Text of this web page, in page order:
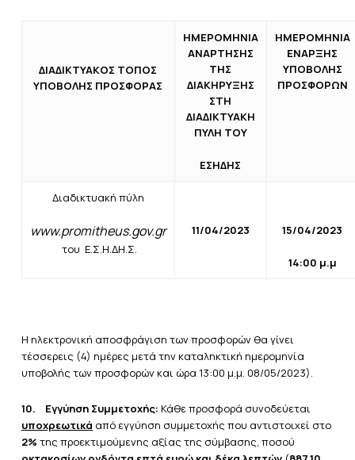
ΔΙΑΔΙΚΤΥΑΚΟΣ ΤΟΠΟΣ
ΥΠΟΒΟΛΗΣ ΠΡΟΣΦΟΡΑΣ
ΗΜΕΡΟΜΗΝΙΑ
ΑΝΑΡΤΗΣΗΣ
ΤΗΣ
ΔΙΑΚΗΡΥΞΗΣ
ΣΤΗ
ΔΙΑΔΙΚΤΥΑΚΗ
ΠΥΛΗ ΤΟΥ
ΕΣΗΔΗΣ
ΗΜΕΡΟΜΗΝΙΑ
ΕΝΑΡΞΗΣ
ΥΠΟΒΟΛΗΣ
ΠΡΟΣΦΟΡΩΝ
Διαδικτυακή πύλη
www.promitheus.gov.gr
του Ε.Σ.Η.ΔΗ.Σ.
11/04/2023 15/04/2023
14:00 μ.μ
Η ηλεκτρονική αποσφράγιση των προσφορών θα γίνει
τέσσερεις (4) ημέρες μετά την καταληκτική ημερομηνία
υποβολής των προσφορών και ώρα 13:00 μ.μ. 08/05/2023).
10. Εγγύηση Συμμετοχής: Κάθε προσφορά συνοδεύεται
υποχρεωτικά από εγγύηση συμμετοχής που αντιστοιχεί στο
2% της προεκτιμούμενης αξίας της σύμβασης, ποσού